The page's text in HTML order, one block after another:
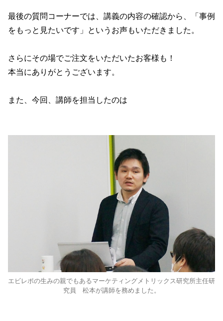
最後の質問コーナーでは、講義の内容の確認から、「事例
をもっと見たいです」というお声もいただきました。
さらにその場でご注文をいただいたお客様も！
本当にありがとうございます。
また、今回、講師を担当したのは
エビレポの生みの親でもあるマーケティングメトリックス研究所主任研
究員 松本が講師を務めました。